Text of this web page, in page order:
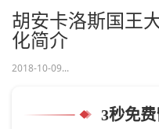
胡安卡洛斯国王
化简介
2018-10-09...
3秒免